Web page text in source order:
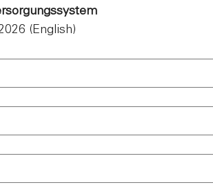
(English)